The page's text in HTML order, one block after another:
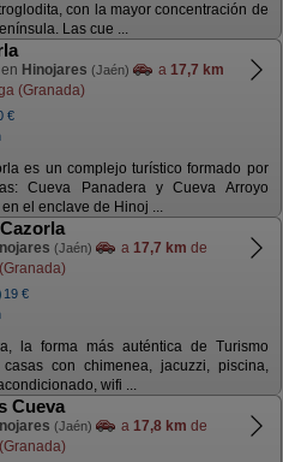
con la mayor concentración de
Las cue ...
Hinojares (Jaén) a 17,7 km
(Granada)
€
es un complejo turístico formado por
Cueva Panadera y Cueva Arroyo
el enclave de Hinoj ...
(Jaén) a 17,7 km de
19 €
la forma más auténtica de Turismo
con chimenea, jacuzzi, piscina,
wifi ...
Cueva
(Jaén) a 17,8 km de